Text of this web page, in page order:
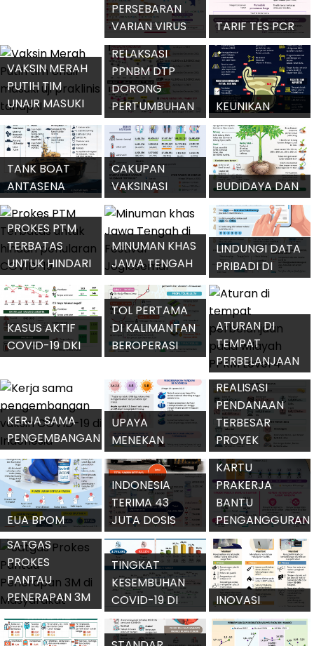
PERSEBARAN
VARIAN VIRUS
SARS-COV-2 DI
INDONESIA
TARIF TES PCR
DAN ANTIGEN
TURUN
VAKSIN MERAH
PUTIH TIM
UNAIR MASUKI
UJI PRAKLINIS
TAHAP II
RELAKSASI
PPNBM DTP
DORONG
PERTUMBUHAN
INDUSTRI
OTOMOTIF
KEUNIKAN
SIRKUIT
MANDALIKA
TANK BOAT
ANTASENA
BUATAN ANAK
BANGSA
CAKUPAN
VAKSINASI
COVID-19 DI
INDONESIA
BUDIDAYA DAN
POTENSI
PORANG
PROKES PTM
TERBATAS
UNTUK HINDARI
PENULARAN
COVID-19
MINUMAN KHAS
JAWA TENGAH
DI FESTIVAL
JOGLOSEMAR
LINDUNGI DATA
PRIBADI DI
SERTIFIKAT
VAKSINASI
KASUS AKTIF
COVID-19 DKI
TURUN
TOL PERTAMA
DI KALIMANTAN
BEROPERASI
KESELURUHAN
ATURAN DI
TEMPAT
PERBELANJAAN
PADA WILAYAH
PPKM LEVEL 4
KERJA SAMA
PENGEMBANGAN
VAKSIN COVID-
19 DI INDONESIA
UPAYA
MENEKAN
PENULARAN
VIRUS CORONA
REALISASI
PENDANAAN
TERBESAR
PROYEK
STRATEGIS
NASIONAL 2021
EUA BPOM
UNTUK VAKSIN
SPUTNIK V
INDONESIA
TERIMA 43
JUTA DOSIS
VAKSIN SELAMA
AGUSTUS 2021
KARTU
PRAKERJA
BANTU
PENGANGGURAN
TERDAMPAK
PANDEMI
SATGAS
PROKES
PANTAU
PENERAPAN 3M
DI
MASYARAKAT
TINGKAT
KESEMBUHAN
COVID-19 DI
INDONESIA
TERUS MEMBAIK
INOVASI
PENGELOLAAN
LIMBAH MEDIS